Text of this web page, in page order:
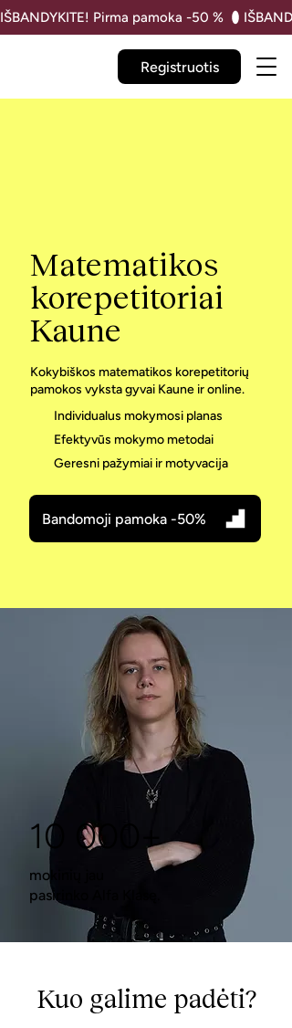
Registruotis
IŠBANDYKITE! Pirma pamoka -50 %
Matematikos
korepetitoriai
Kaune
Kokybiškos matematikos korepetitorių
pamokos vyksta gyvai Kaune ir online.
Individualus mokymosi planas
Efektyvūs mokymo metodai
Geresni pažymiai ir motyvacija
Bandomoji pamoka -50%
10 000+
mokinių jau
pasirinko Alfa Klasę.
Kuo galime padėti?